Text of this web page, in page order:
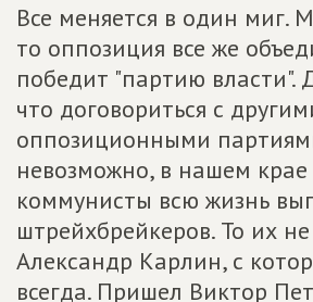
Все меняется в один миг.
то оппозиция все же
победит "партию власти".
что договориться с
оппозиционными
невозможно, в нашем
коммунисты всю жизнь
штрейхбрейкеров. То их
Александр Карлин, с
всегда. Пришел Виктор